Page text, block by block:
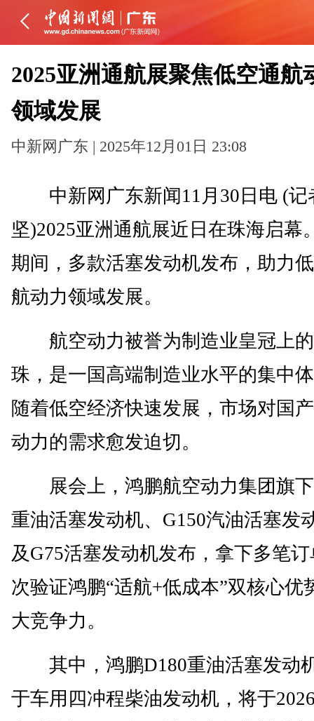
2025亚洲通航展聚焦低空通航
领域发展
中新网广东 | 2025年12月01日 23:08
中新网广东新闻11月30日电 (记
坚)2025亚洲通航展近日在珠海启幕
期间，多款活塞发动机发布，助力
航动力领域发展。
航空动力被誉为制造业皇冠上
珠，是一国高端制造业水平的集中
随着低空经济快速发展，市场对国
动力的需求愈发迫切。
展会上，鸿鹏航空动力集团旗下
重油活塞发动机、G150汽油活塞发
及G75活塞发动机发布，拿下多笔
次验证鸿鹏“适航+低成本”双核心优
大竞争力。
其中，鸿鹏D180重油活塞发动
于车用四冲程柴油发动机，将于